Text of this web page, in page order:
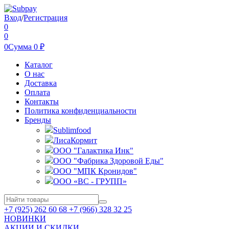
Вход/Регистрация
0
0
0Сумма 0 ₽
Каталог
О нас
Доставка
Оплата
Контакты
Политика конфиденциальности
Бренды
Sublimfood
ЛисаКормит
ООО "Галактика Инк"
ООО "Фабрика Здоровой Еды"
ООО "МПК Кронидов"
ООО «ВС - ГРУПП»
+7 (925) 262 60 68 +7 (966) 328 32 25
НОВИНКИ